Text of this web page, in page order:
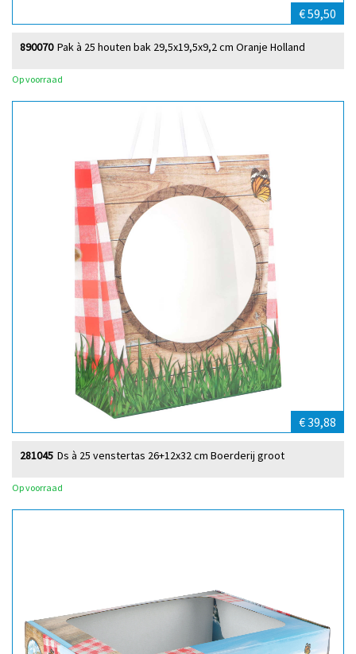
€ 59,50
Pak à 25 houten bak 29,5x19,5x9,2 cm Oranje Holland
890070
Op voorraad
€ 39,88
Ds à 25 venstertas 26+12x32 cm Boerderij groot
281045
Op voorraad